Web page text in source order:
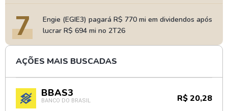
7
Engie (EGIE3) pagará R$ 770 mi em dividendos após
lucrar R$ 694 mi no 2T26
AÇÕES MAIS BUSCADAS
BBAS3
BANCO DO BRASIL R$ 20,28